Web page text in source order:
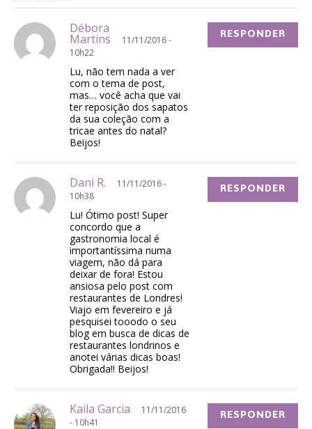
Débora
Martins
11/11/2016 -
10h22
Lu, não tem nada a ver
com o tema de post,
mas… você acha que vai
ter reposição dos sapatos
da sua coleção com a
tricae antes do natal?
Beijos!
RESPONDER
Dani R.
11/11/2016 -
10h38
Lu! Ótimo post! Super
concordo que a
gastronomia local é
importantíssima numa
viagem, não dá para
deixar de fora! Estou
ansiosa pelo post com
restaurantes de Londres!
Viajo em fevereiro e já
pesquisei tooodo o seu
blog em busca de dicas de
restaurantes londrinos e
anotei várias dicas boas!
Obrigada!! Beijos!
RESPONDER
Kaila Garcia
11/11/2016
- 10h41
RESPONDER